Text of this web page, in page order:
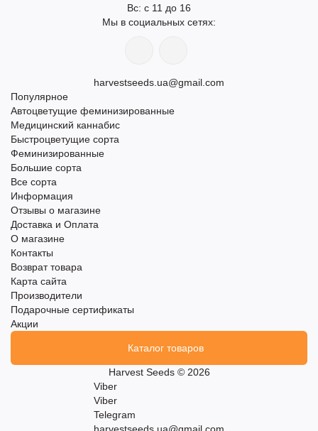
Вс: с 11 до 16
Мы в социальных сетях:
harvestseeds.ua@gmail.com
Популярное
Автоцветущие феминизированные
Медицинский каннабис
Быстроцветущие сорта
Феминизированные
Большие сорта
Все сорта
Информация
Отзывы о магазине
Доставка и Оплата
О магазине
Контакты
Возврат товара
Карта сайта
Производители
Подарочные сертификаты
Акции
Каталог товаров
Harvest Seeds © 2026
Viber
Viber
Telegram